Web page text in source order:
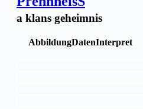
a klans geheimnis
AbbildungDatenInterpret